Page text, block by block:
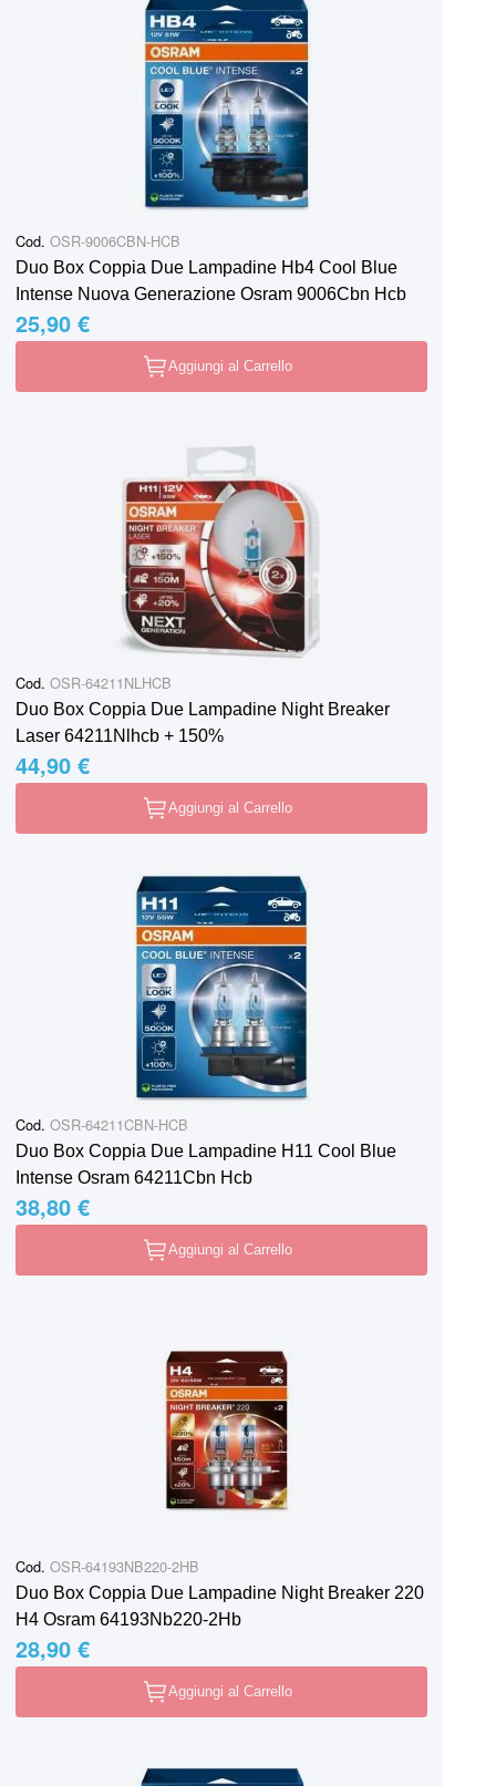
Cod. OSR-9006CBN-HCB
Duo Box Coppia Due Lampadine Hb4 Cool Blue
Intense Nuova Generazione Osram 9006Cbn Hcb
25,90 €
Aggiungi al Carrello
Cod. OSR-64211NLHCB
Duo Box Coppia Due Lampadine Night Breaker
Laser 64211Nlhcb + 150%
44,90 €
Aggiungi al Carrello
Cod. OSR-64211CBN-HCB
Duo Box Coppia Due Lampadine H11 Cool Blue
Intense Osram 64211Cbn Hcb
38,80 €
Aggiungi al Carrello
Cod. OSR-64193NB220-2HB
Duo Box Coppia Due Lampadine Night Breaker 220
H4 Osram 64193Nb220-2Hb
28,90 €
Aggiungi al Carrello